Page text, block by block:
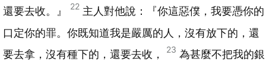
還要去收。』
22 主人對他說：『你這惡僕，我要憑你的
口定你的罪。你既知道我是嚴厲的人，沒有放下的，還
要去拿，沒有種下的，還要去收，
23 為甚麼不把我的銀